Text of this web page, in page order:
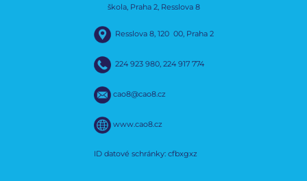
škola, Praha 2, Resslova 8
Resslova 8, 120 00, Praha 2
224 923 980, 224 917 774
cao8@cao8.cz
www.cao8.cz
ID datové schránky: cfbxgxz